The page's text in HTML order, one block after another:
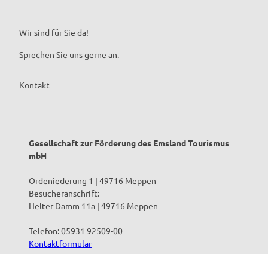
Wir sind für Sie da!
Sprechen Sie uns gerne an.
Kontakt
Gesellschaft zur Förderung des Emsland Tourismus
mbH
Ordeniederung 1 | 49716 Meppen
Besucheranschrift:
Helter Damm 11a | 49716 Meppen
Telefon: 05931 92509-00
Kontaktformular